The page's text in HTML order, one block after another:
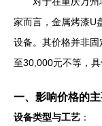
家而言，金属烤漆U
设备。其价格并非
至30,000元不等，具
一、影响价格的
设备类型与工艺 ：